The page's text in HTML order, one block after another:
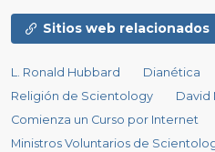
Sitios web relacionados
L. Ronald Hubbard Dianética
Religión de Scientology
David
Comienza un Curso por Internet
Ministros Voluntarios de